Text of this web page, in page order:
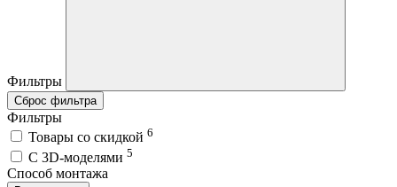
Фильтры
Сброс фильтра
Фильтры
Товары со скидкой 6
C 3D-моделями 5
Способ монтажа